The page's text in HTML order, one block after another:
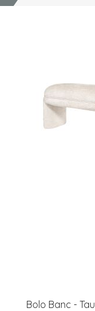
Bolo Banc -